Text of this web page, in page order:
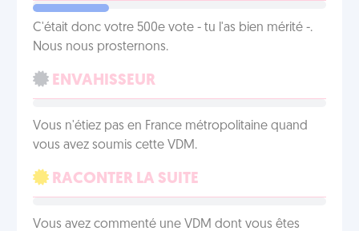
C'était donc votre 500e vote - tu l'as bien mérité -.
Nous nous prosternons.
ENVAHISSEUR
Vous n'étiez pas en France métropolitaine quand
vous avez soumis cette VDM.
RACONTER LA SUITE
Vous avez commenté une VDM dont vous êtes